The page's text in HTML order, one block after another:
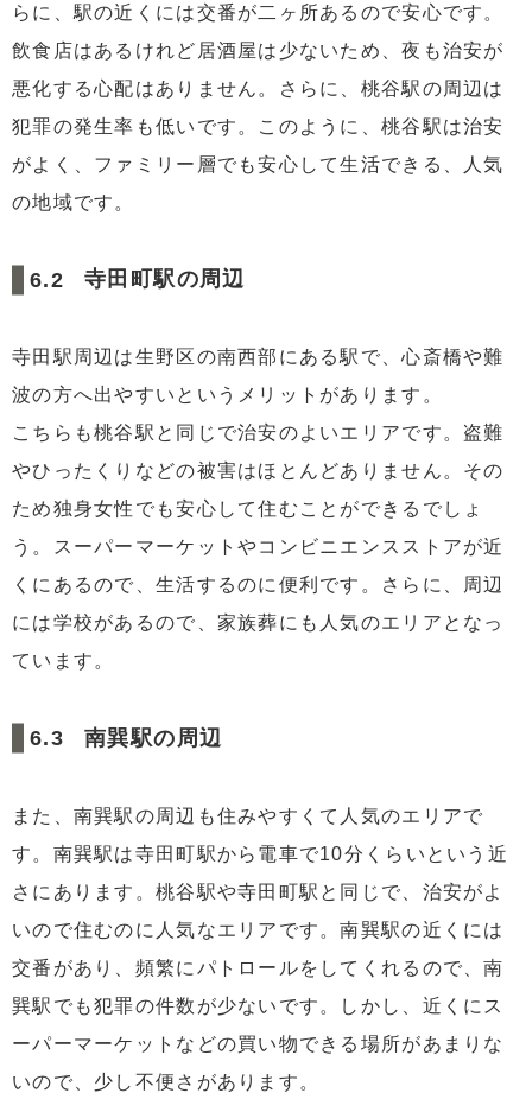
らに、駅の近くには交番が二ヶ所あるので安心です。
飲食店はあるけれど居酒屋は少ないため、夜も治安が
悪化する心配はありません。さらに、桃谷駅の周辺は
犯罪の発生率も低いです。このように、桃谷駅は治安
がよく、ファミリー層でも安心して生活できる、人気
の地域です。
寺田町駅の周辺
寺田駅周辺は生野区の南西部にある駅で、心斎橋や難
波の方へ出やすいというメリットがあります。
こちらも桃谷駅と同じで治安のよいエリアです。盗難
やひったくりなどの被害はほとんどありません。その
ため独身女性でも安心して住むことができるでしょ
う。スーパーマーケットやコンビニエンスストアが近
くにあるので、生活するのに便利です。さらに、周辺
には学校があるので、家族葬にも人気のエリアとなっ
ています。
南巽駅の周辺
また、南巽駅の周辺も住みやすくて人気のエリアで
す。南巽駅は寺田町駅から電車で10分くらいという近
さにあります。桃谷駅や寺田町駅と同じで、治安がよ
いので住むのに人気なエリアです。南巽駅の近くには
交番があり、頻繁にパトロールをしてくれるので、南
巽駅でも犯罪の件数が少ないです。しかし、近くにス
ーパーマーケットなどの買い物できる場所があまりな
いので、少し不便さがあります。